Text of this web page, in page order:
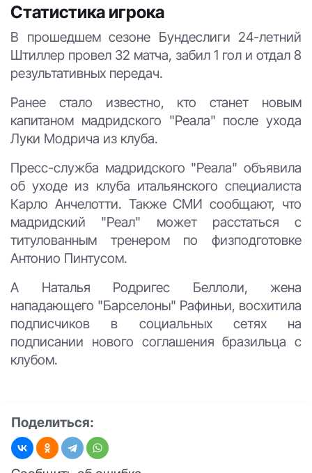
Статистика игрока
В прошедшем сезоне Бундеслиги 24-летний
Штиллер провел 32 матча, забил 1 гол и отдал 8
результативных передач.
Ранее стало известно, кто станет новым
капитаном мадридского "Реала" после ухода
Луки Модрича из клуба.
Пресс-служба мадридского "Реала" объявила
об уходе из клуба итальянского специалиста
Карло Анчелотти. Также СМИ сообщают, что
мадридский "Реал" может расстаться с
титулованным тренером по физподготовке
Антонио Пинтусом.
А Наталья Родригес Беллоли, жена
нападающего "Барселоны" Рафиньи, восхитила
подписчиков в социальных сетях на
подписании нового соглашения бразильца с
клубом.
Поделиться: